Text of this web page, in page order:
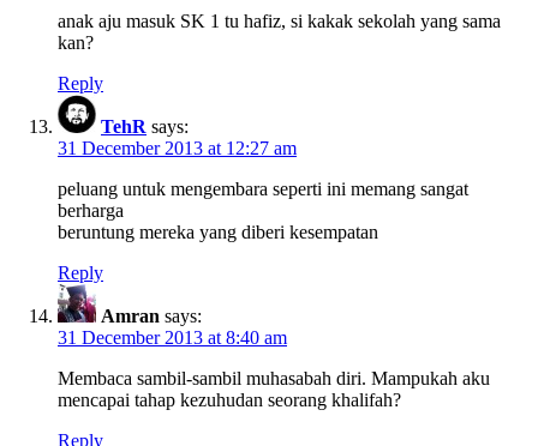
anak aju masuk SK 1 tu hafiz, si kakak sekolah yang sama
kan?
Reply
TehR says:
31 December 2013 at 12:27 am
peluang untuk mengembara seperti ini memang sangat
berharga
beruntung mereka yang diberi kesempatan
Reply
Amran says:
31 December 2013 at 8:40 am
Membaca sambil-sambil muhasabah diri. Mampukah aku
mencapai tahap kezuhudan seorang khalifah?
Reply